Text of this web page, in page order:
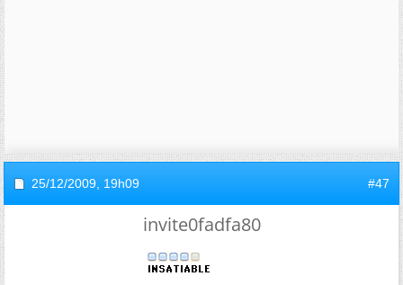
25/12/2009, 19h09 #47
invite0fadfa80